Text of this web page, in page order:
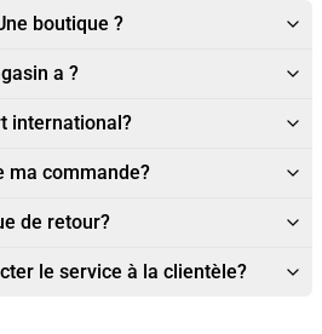
boutique ?
a ?
international?
ma commande?
de retour?
le service à la clientèle?